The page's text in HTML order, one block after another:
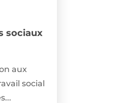
sociaux
aux
social